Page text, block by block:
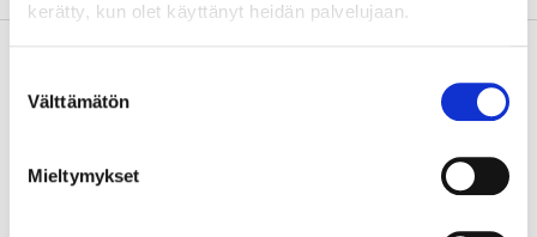
kerätty, kun olet käyttänyt heidän palvelujaan.
valinta
Välttämätön
Mieltymykset